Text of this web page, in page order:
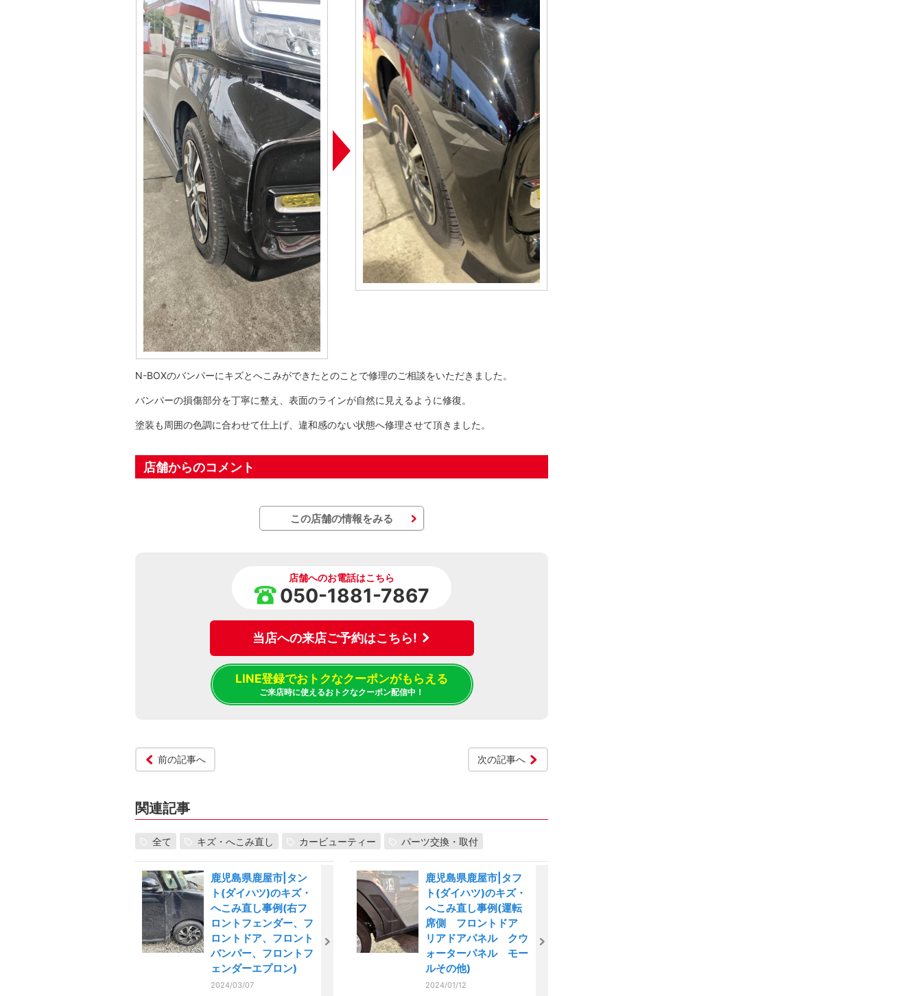
N-BOXのバンパーにキズとへこみができたとのことで修理のご相談をいただきました。
バンパーの損傷部分を丁寧に整え、表面のラインが自然に見えるように修復。
塗装も周囲の色調に合わせて仕上げ、違和感のない状態へ修理させて頂きました。
店舗からのコメント
この店舗の情報をみる
店舗へのお電話はこちら
050-1881-7867
当店への来店ご予約はこちら!
LINE登録でおトクなクーポンがもらえる
ご来店時に使えるおトクなクーポン配信中！
前の記事へ 次の記事へ
関連記事
全て キズ・へこみ直し カービューティー パーツ交換・取付
鹿児島県鹿屋市|タン
ト(ダイハツ)のキズ・
へこみ直し事例(右フ
ロントフェンダー、フ
ロントドア、フロント
バンパー、フロントフ
ェンダーエプロン)
2024/03/07
鹿児島県鹿屋市|タフ
ト(ダイハツ)のキズ・
へこみ直し事例(運転
席側 フロントドア
リアドアパネル クウ
ォーターパネル モー
ルその他)
2024/01/12